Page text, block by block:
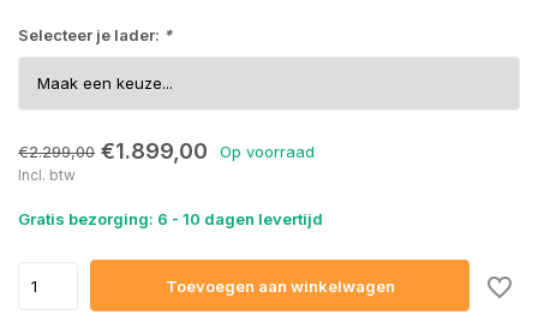
Selecteer je lader: *
€2.299,00 €1.899,00 Op voorraad
Incl. btw
Gratis bezorging: 6 - 10 dagen levertijd
Toevoegen aan winkelwagen